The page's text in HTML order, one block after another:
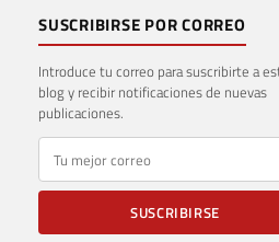
SUSCRIBIRSE POR CORREO
Introduce tu correo para suscribirte a
blog y recibir notificaciones de nuevas
publicaciones.
E-mail
SUSCRIBIRSE